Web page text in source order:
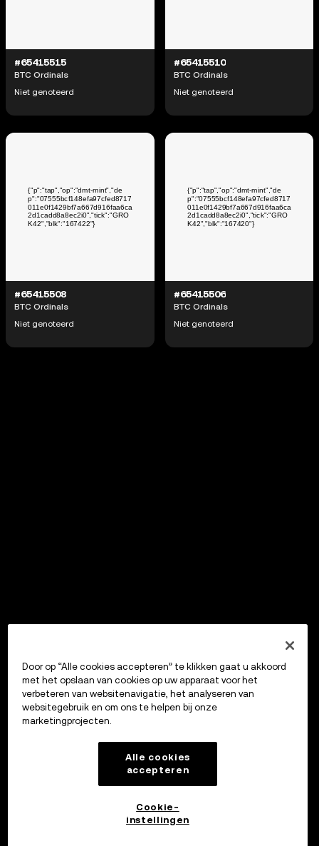
#65415515
BTC Ordinals
Niet genoteerd
#65415510
BTC Ordinals
Niet genoteerd
#65415508
BTC Ordinals
Niet genoteerd
#65415506
BTC Ordinals
Niet genoteerd
Door op “Alle cookies accepteren” te klikken gaat u akkoord
met het opslaan van cookies op uw apparaat voor het
verbeteren van websitenavigatie, het analyseren van
websitegebruik en om ons te helpen bij onze
marketingprojecten.
Alle cookies
accepteren
Cookie-
instellingen